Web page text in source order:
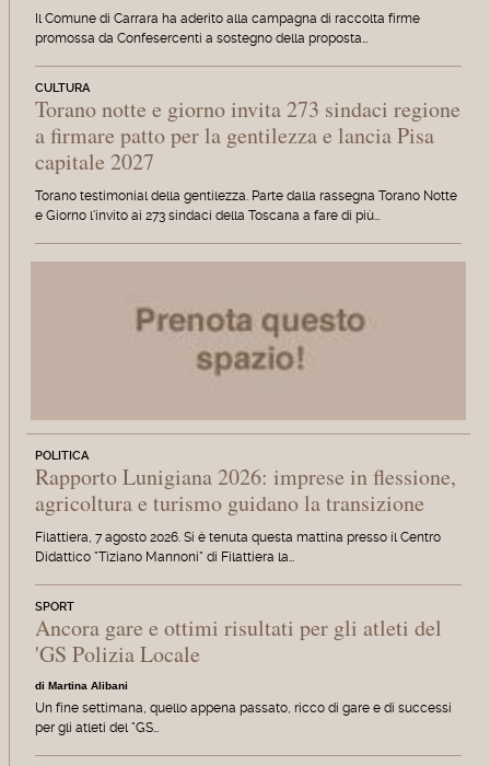
Il Comune di Carrara ha aderito alla campagna di raccolta firme
promossa da Confesercenti a sostegno della proposta…
CULTURA
Torano notte e giorno invita 273 sindaci regione
a firmare patto per la gentilezza e lancia Pisa
capitale 2027
Torano testimonial della gentilezza. Parte dalla rassegna Torano Notte
e Giorno l'invito ai 273 sindaci della Toscana a fare di più…
POLITICA
Rapporto Lunigiana 2026: imprese in flessione,
agricoltura e turismo guidano la transizione
Filattiera, 7 agosto 2026. Si è tenuta questa mattina presso il Centro
Didattico "Tiziano Mannoni" di Filattiera la…
SPORT
Ancora gare e ottimi risultati per gli atleti del
'GS Polizia Locale
di Martina Alibani
Un fine settimana, quello appena passato, ricco di gare e di successi
per gli atleti del "GS…